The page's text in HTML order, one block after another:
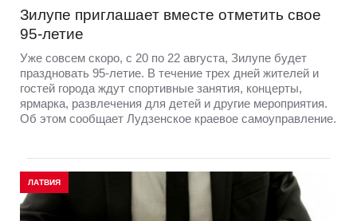
Зилупе приглашает вместе отметить свое
95-летие
Уже совсем скоро, с 20 по 22 августа, Зилупе будет
праздновать 95-летие. В течение трех дней жителей и
гостей города ждут спортивные занятия, концерты,
ярмарка, развлечения для детей и другие мероприятия.
Об этом сообщает Лудзенское краевое самоуправление.
ЛАТВИЯ